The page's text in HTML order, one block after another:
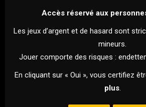
VS
POUR CETTE 1/2 FINALE ALLER DE LA
MADRID ACCUEILLE LE FC
Accès réservé aux
Les jeux d’argent et de hasard sont
mineurs.
Jouer comporte des risques :
En cliquant sur « Oui », vous certifiez
plus.